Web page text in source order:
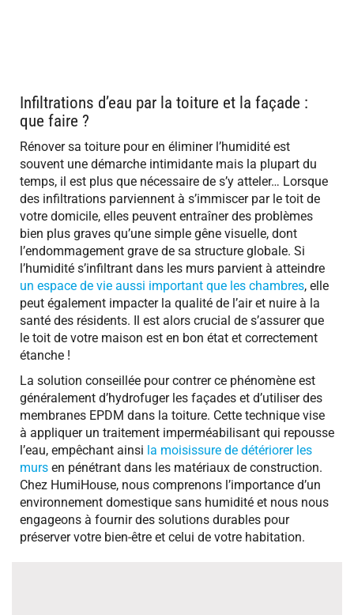
Infiltrations d’eau par la toiture et la façade :
que faire ?
Rénover sa toiture pour en éliminer l’humidité est
souvent une démarche intimidante mais la plupart du
temps, il est plus que nécessaire de s’y atteler… Lorsque
des infiltrations parviennent à s’immiscer par le toit de
votre domicile, elles peuvent entraîner des problèmes
bien plus graves qu’une simple gêne visuelle, dont
l’endommagement grave de sa structure globale. Si
l’humidité s’infiltrant dans les murs parvient à atteindre
un espace de vie aussi important que les chambres, elle
peut également impacter la qualité de l’air et nuire à la
santé des résidents. Il est alors crucial de s’assurer que
le toit de votre maison est en bon état et correctement
étanche !
La solution conseillée pour contrer ce phénomène est
généralement d’hydrofuger les façades et d’utiliser des
membranes EPDM dans la toiture. Cette technique vise
à appliquer un traitement imperméabilisant qui repousse
l’eau, empêchant ainsi la moisissure de détériorer les
murs en pénétrant dans les matériaux de construction.
Chez HumiHouse, nous comprenons l’importance d’un
environnement domestique sans humidité et nous nous
engageons à fournir des solutions durables pour
préserver votre bien-être et celui de votre habitation.